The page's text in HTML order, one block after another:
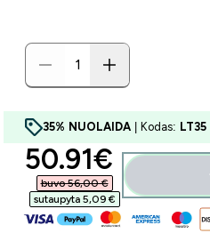
35% NUOLAIDA | Kodas: LT35
discounted
50.91€‎
buvo 56,00 €‎
sutaupyta 5,09 €‎